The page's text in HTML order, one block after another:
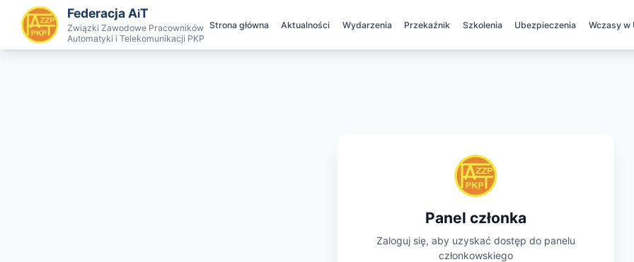
Federacja AiT
Związki Zawodowe Pracowników
Automatyki i Telekomunikacji PKP
Strona główna Aktualności Wydarzenia Przekaźnik Szkolenia Ubezpieczenia Wczasy w
Panel członka
Zaloguj się, aby uzyskać dostęp do panelu
członkowskiego